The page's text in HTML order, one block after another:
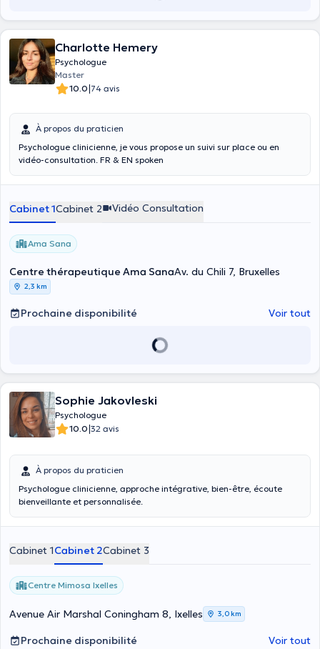
Charlotte Hemery
Psychologue
Master
10.0|74 avis
À propos du praticien
Psychologue clinicienne, je vous propose un suivi sur place ou en
vidéo-consultation. FR & EN spoken
Cabinet 1Cabinet 2 Vidéo Consultation
Ama Sana
Centre thérapeutique Ama SanaAv. du Chili 7, Bruxelles
2,3 km
Prochaine disponibilité Voir tout
Sophie Jakovleski
Psychologue
10.0|32 avis
À propos du praticien
Psychologue clinicienne, approche intégrative, bien-être, écoute
bienveillante et personnalisée.
Cabinet 1Cabinet 2Cabinet 3
Centre Mimosa Ixelles
Avenue Air Marshal Coningham 8, Ixelles 3,0 km
Prochaine disponibilité Voir tout